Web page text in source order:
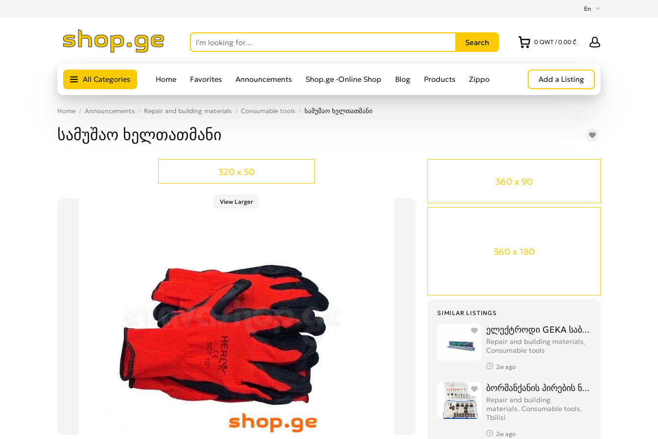
En
0 QWT / 0.00 ₾
All Categories Home Favorites Announcements Shop.ge -Online Shop Blog Products Zippo Add a Listing
Home Announcements Repair and building materials Consumable tools სამუშაო ხელთათმანი
სამუშაო ხელთათმანი
360 x 90
360 x 180
SIMILAR LISTINGS
ელექტროდი GEKA საბითუმო
Repair and building materials,
Consumable tools
2w ago
ბორმანქანის პირების ნაკრები 239ც.
Repair and building
materials, Consumable tools
Tbilisi
2w ago
320 x 50
View Larger